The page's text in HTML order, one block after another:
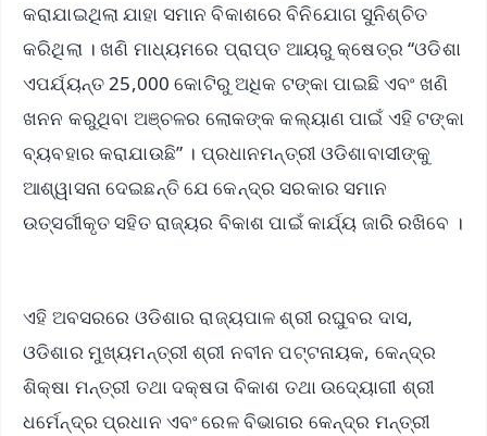
କରାଯାଇଥିଲା ଯାହା ସମାନ ବିକାଶରେ ବିନିଯୋଗ ସୁନିଶ୍ଚିତ
କରିଥିଲା । ଖଣି ମାଧ୍ୟମରେ ପ୍ରାପ୍ତ ଆୟରୁ କ୍ଷେତ୍ର “ଓଡିଶା
ଏପର୍ଯ୍ୟନ୍ତ 25,000 କୋଟିରୁ ଅଧିକ ଟଙ୍କା ପାଇଛି ଏବଂ ଖଣି
ଖନନ କରୁଥିବା ଅଞ୍ଚଳର ଲୋକଙ୍କ କଲ୍ୟାଣ ପାଇଁ ଏହି ଟଙ୍କା
ବ୍ୟବହାର କରାଯାଉଛି” । ପ୍ରଧାନମନ୍ତ୍ରୀ ଓଡିଶାବାସୀଙ୍କୁ
ଆଶ୍ୱାସନା ଦେଇଛନ୍ତି ଯେ କେନ୍ଦ୍ର ସରକାର ସମାନ
ଉତ୍ସର୍ଗୀକୃତ ସହିତ ରାଜ୍ୟର ବିକାଶ ପାଇଁ କାର୍ଯ୍ୟ ଜାରି ରଖିବେ ।
ଏହି ଅବସରରେ ଓଡିଶାର ରାଜ୍ୟପାଳ ଶ୍ରୀ ରଘୁବର ଦାସ,
ଓଡିଶାର ମୁଖ୍ୟମନ୍ତ୍ରୀ ଶ୍ରୀ ନବୀନ ପଟ୍ଟନାୟକ, କେନ୍ଦ୍ର
ଶିକ୍ଷା ମନ୍ତ୍ରୀ ତଥା ଦକ୍ଷତା ବିକାଶ ତଥା ଉଦ୍ୟୋଗୀ ଶ୍ରୀ
ଧର୍ମେନ୍ଦ୍ର ପ୍ରଧାନ ଏବଂ ରେଳ ବିଭାଗର କେନ୍ଦ୍ର ମନ୍ତ୍ରୀ